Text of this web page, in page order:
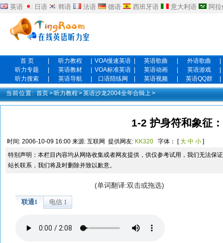
英语 日语 韩语 法语 德语 西班牙语 意大利语 阿
首 页 听力教程 VOA慢速英语 英语歌曲 外语歌曲
听力专题
英语教材 VOA标准英语 英语动画 英语游戏
听力搜索
英语导航 口语陪练网 英语视频 英语QQ群
当前位置: 首页>听力教程 >英语沙龙2004全年合辑上>
1-2 护身符和象征
时间: 2006-10-09 16:00 来源: 互联网 提供网友: KK320 字体： [大 中 小 ]
特别声明：本栏目内容均从网络收集或者网友提供，供仅参考试用，我们无法保
站长联系，我们将及时删除并致以歉意。
(单词翻译:双击或拖选)